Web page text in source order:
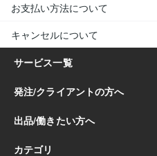
お支払い方法について
キャンセルについて